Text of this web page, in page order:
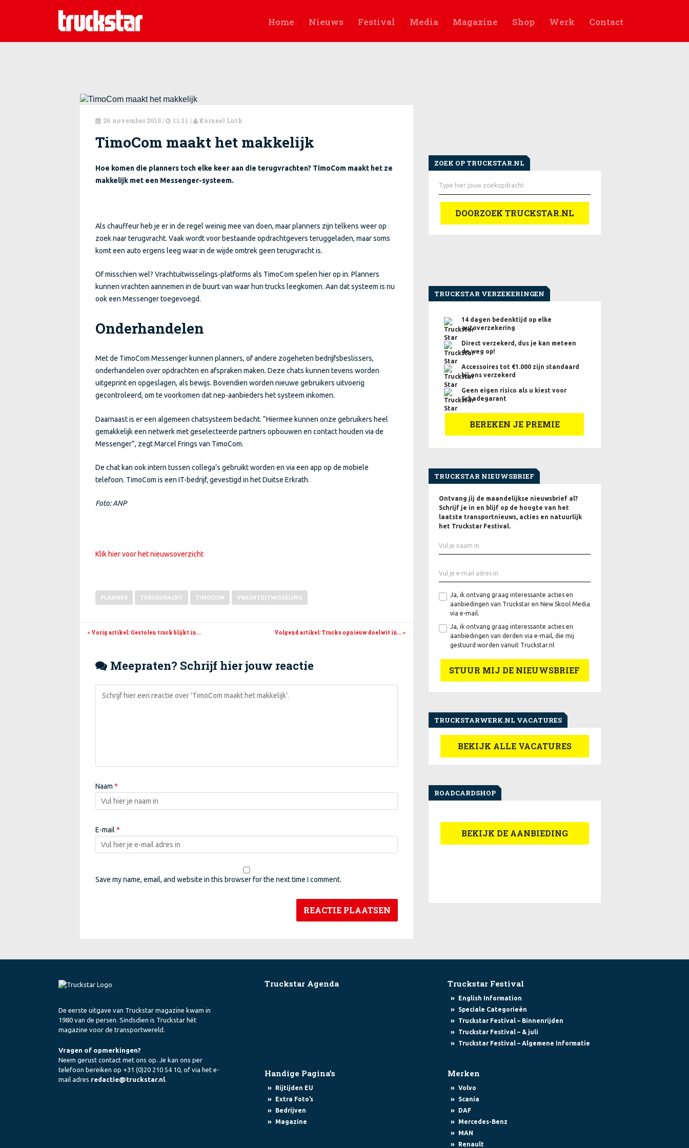
Home Nieuws Festival Media Magazine Shop Werk Contact
 26 november 2015 |  11:11 |  Korneel Luth
TimoCom maakt het makkelijk
Hoe komen die planners toch elke keer aan die terugvrachten? TimoCom maakt het ze
makkelijk met een Messenger-systeem.
Als chauffeur heb je er in de regel weinig mee van doen, maar planners zijn telkens weer op
zoek naar terugvracht. Vaak wordt voor bestaande opdrachtgevers teruggeladen, maar soms
komt een auto ergens leeg waar in de wijde omtrek geen terugvracht is.
Of misschien wel? Vrachtuitwisselings-platforms als TimoCom spelen hier op in. Planners
kunnen vrachten aannemen in de buurt van waar hun trucks leegkomen. Aan dat systeem is nu
ook een Messenger toegevoegd.
Onderhandelen
Met de TimoCom Messenger kunnen planners, of andere zogeheten bedrijfsbeslissers,
onderhandelen over opdrachten en afspraken maken. Deze chats kunnen tevens worden
uitgeprint en opgeslagen, als bewijs. Bovendien worden nieuwe gebruikers uitvoerig
gecontroleerd, om te voorkomen dat nep-aanbieders het systeem inkomen.
Daarnaast is er een algemeen chatsysteem bedacht. “Hiermee kunnen onze gebruikers heel
gemakkelijk een netwerk met geselecteerde partners opbouwen en contact houden via de
Messenger”, zegt Marcel Frings van TimoCom.
De chat kan ook intern tussen collega’s gebruikt worden en via een app op de mobiele
telefoon. TimoCom is een IT-bedrijf, gevestigd in het Duitse Erkrath.
Foto: ANP
Klik hier voor het nieuwsoverzicht
PLANNER TERUGVRACHT TIMOCOM VRACHTUITWISSELING
« Vorig artikel: Gestolen truck blijkt in... Volgend artikel: Trucks opnieuw doelwit in...»
 Meepraten? Schrijf hier jouw reactie
Naam *
E-mail *
Save my name, email, and website in this browser for the next time I comment.
ZOEK OP TRUCKSTAR.NL
naar:
TRUCKSTAR VERZEKERINGEN
14 dagen bedenktijd op elke
autoverzekering
Direct verzekerd, dus je kan meteen
de weg op!
Accessoires tot €1.000 zijn standaard
bij ons verzekerd
Geen eigen risico als u kiest voor
Schadegarant
BEREKEN JE PREMIE
TRUCKSTAR NIEUWSBRIEF
Ontvang jij de maandelijkse nieuwsbrief al?
Schrijf je in en blijf op de hoogte van het
laatste transportnieuws, acties en natuurlijk
het Truckstar Festival.
Ja, ik ontvang graag interessante acties en
aanbiedingen van Truckstar en New Skool Media
via e-mail.
Ja, ik ontvang graag interessante acties en
aanbiedingen van derden via e-mail, die mij
gestuurd worden vanuit Truckstar.nl
STUUR MIJ DE NIEUWSBRIEF
TRUCKSTARWERK.NL VACATURES
BEKIJK ALLE VACATURES
ROADCARDSHOP
BEKIJK DE AANBIEDING
De eerste uitgave van Truckstar magazine kwam in
1980 van de persen. Sindsdien is Truckstar hét
magazine voor de transportwereld.
Vragen of opmerkingen?
Neem gerust contact met ons op. Je kan ons per
telefoon bereiken op +31 (0)20 210 54 10, of via het e-
mail adres redactie@truckstar.nl.
Truckstar Agenda Truckstar Festival
» English Information
» Speciale Categorieën
» Truckstar Festival – Binnenrijden
» Truckstar Festival – & juli
» Truckstar Festival – Algemene Informatie
Handige Pagina’s
» Rijtijden EU
» Extra Foto’s
» Bedrijven
» Magazine
Merken
» Volvo
» Scania
» DAF
» Mercedes-Benz
» MAN
» Renault